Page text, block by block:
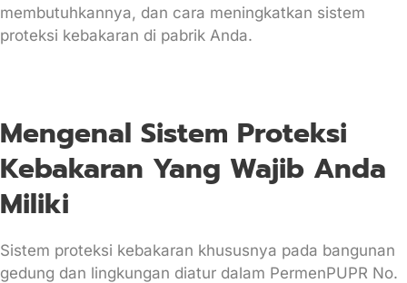
membutuhkannya, dan cara meningkatkan sistem
proteksi kebakaran di pabrik Anda.
Mengenal Sistem Proteksi
Kebakaran Yang Wajib Anda
Miliki
Sistem proteksi kebakaran khususnya pada bangunan
gedung dan lingkungan diatur dalam PermenPUPR No.